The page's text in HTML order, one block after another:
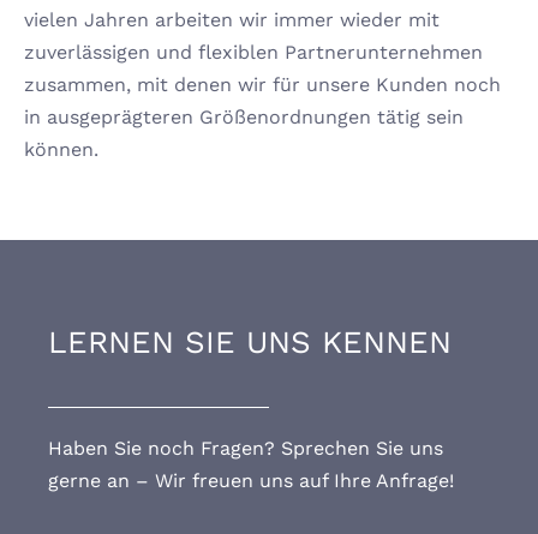
vielen Jahren arbeiten wir immer wieder mit
zuverlässigen und flexiblen Partnerunternehmen
zusammen, mit denen wir für unsere Kunden noch
in ausgeprägteren Größenordnungen tätig sein
können.
LERNEN SIE UNS KENNEN
Haben Sie noch Fragen? Sprechen Sie uns
gerne an – Wir freuen uns auf Ihre Anfrage!